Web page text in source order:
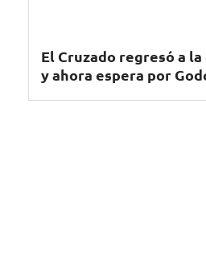
El Cruzado regresó a
y ahora espera por